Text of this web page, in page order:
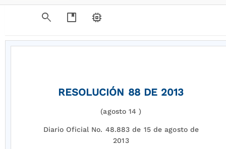
search developer_guide memory
RESOLUCIÓN 88 DE 2013
(agosto 14 )
Diario Oficial No. 48.883 de 15 de agosto de
2013